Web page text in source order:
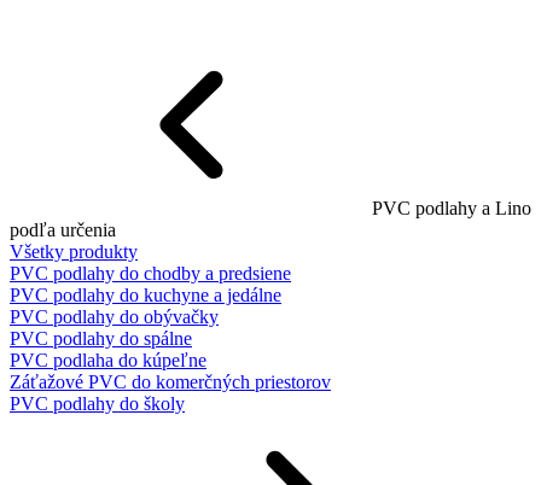
PVC podlahy a Lino
podľa určenia
Všetky produkty
PVC podlahy do chodby a predsiene
PVC podlahy do kuchyne a jedálne
PVC podlahy do obývačky
PVC podlahy do spálne
PVC podlaha do kúpeľne
Záťažové PVC do komerčných priestorov
PVC podlahy do školy